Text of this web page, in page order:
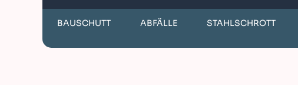
BAUSCHUTT ABFÄLLE STAHLSCHROTT